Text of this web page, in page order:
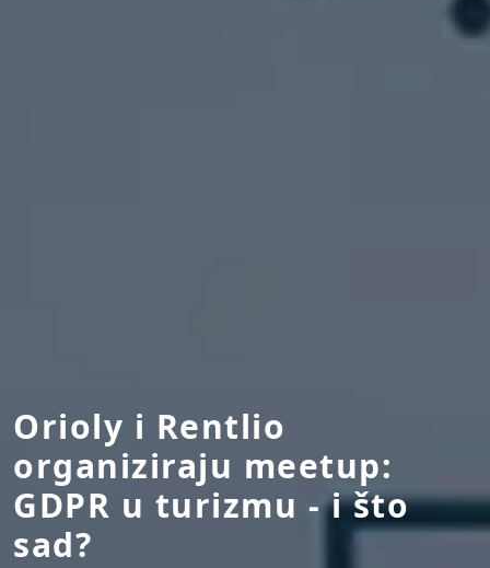
Orioly i Rentlio
organiziraju meetup:
GDPR u turizmu - i što
sad?